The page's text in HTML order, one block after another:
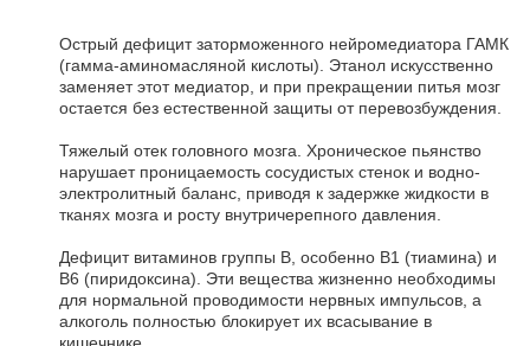
Острый дефицит заторможенного нейромедиатора ГАМК
(гамма-аминомасляной кислоты). Этанол искусственно
заменяет этот медиатор, и при прекращении питья мозг
остается без естественной защиты от перевозбуждения.
Тяжелый отек головного мозга. Хроническое пьянство
нарушает проницаемость сосудистых стенок и водно-
электролитный баланс, приводя к задержке жидкости в
тканях мозга и росту внутричерепного давления.
Дефицит витаминов группы B, особенно B1 (тиамина) и
B6 (пиридоксина). Эти вещества жизненно необходимы
для нормальной проводимости нервных импульсов, а
алкоголь полностью блокирует их всасывание в
кишечнике.